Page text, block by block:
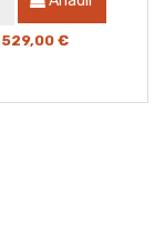
529,00 €